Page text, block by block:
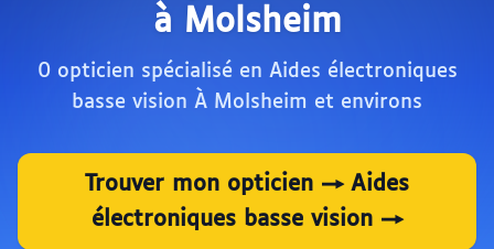
à Molsheim
0 opticien spécialisé en Aides électroniques
basse vision À Molsheim et environs
Trouver mon opticien → Aides
électroniques basse vision →